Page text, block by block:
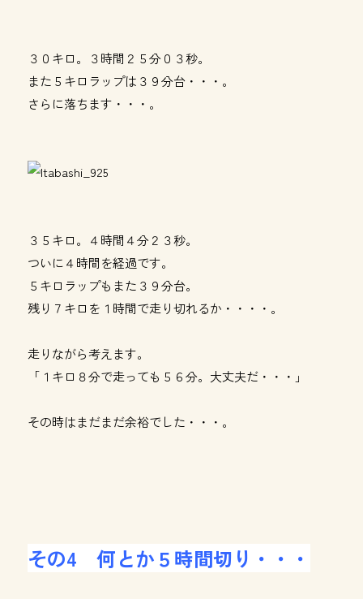
３０キロ。３時間２５分０３秒。
また５キロラップは３９分台・・・。
さらに落ちます・・・。
３５キロ。４時間４分２３秒。
ついに４時間を経過です。
５キロラップもまた３９分台。
残り７キロを１時間で走り切れるか・・・・。
走りながら考えます。
「１キロ８分で走っても５６分。大丈夫だ・・・」
その時はまだまだ余裕でした・・・。
その4 何とか５時間切り・・・